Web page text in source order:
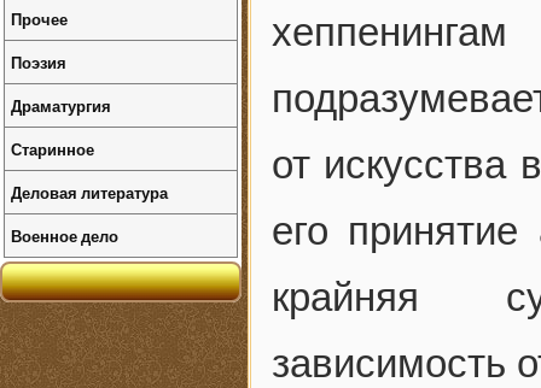
от искусства
его принятие
крайняя
зависимость
Прочее
Поэзия
Драматургия
Старинное
Деловая литература
Военное дело